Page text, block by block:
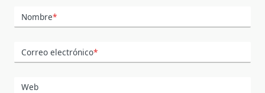
Nombre*
Correo electrónico*
Web